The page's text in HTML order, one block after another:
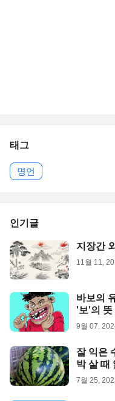
태그
명언
인기글
지장간
11월 11,
바보의
'보'의 뜻
9월 07,
잘 익은
박 살 때
7월 25,